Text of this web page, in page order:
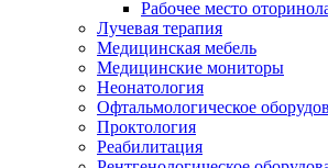
Рабочее место
Лучевая терапия
Медицинская мебель
Медицинские мониторы
Неонатология
Офтальмологическое
Проктология
Реабилитация